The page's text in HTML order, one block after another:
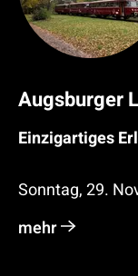
Augsburger
Einzigartiges
Sonntag, 29.
mehr